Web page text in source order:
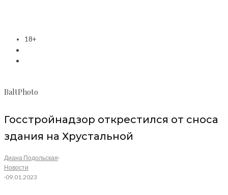
18+
BaltPhoto
Госстройнадзор открестился от сноса
здания на Хрустальной
Диана Подольская·
Новости
·09.01.2023